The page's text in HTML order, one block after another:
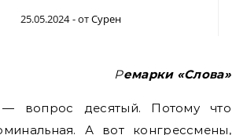
25.05.2024 - отСурен
Ремарки «Слова»
— вопрос десятый. Потому что
А вот конгрессмены,